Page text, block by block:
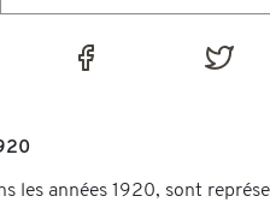
les années 1920, sont